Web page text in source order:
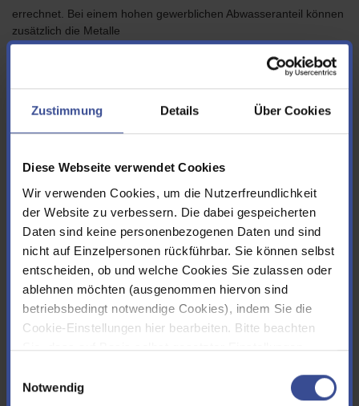
Zustimmung Details Über Cookies
Diese Webseite verwendet Cookies
Wir verwenden Cookies, um die Nutzerfreundlichkeit
der Website zu verbessern. Die dabei gespeicherten
Daten sind keine personenbezogenen Daten und sind
nicht auf Einzelpersonen rückführbar. Sie können selbst
entscheiden, ob und welche Cookies Sie zulassen oder
ablehnen möchten (ausgenommen hiervon sind
betriebsbedingt notwendige Cookies), indem Sie die
Cookie-Einstellungen hier bearbeiten. Bitte beachten
Sie, dass auf Basis selbst gesetzter Einstellungen
Verfügung stehen. Sie können Ihre Cookie-
Notwendig
errechnet. Bei einem hohen gewerblichen Abwasseranteil können
zusätzlich die Metalle
Cadmium (Cd)
Chrom (Cr)
Blei (Pb)
die organischen Halogenverbindungen (AOX)
sowie die Giftigkeit des Abwassers gegenüber Fischeiern (GEi)
relevant werden.
Wie errechnet sich die zu zahlende Abgabe?
vorliegenden Erlaubnisbescheide der Kläranlagen. Nach dieser
Grundlage berechnen sich die Schadstofffrachten, die